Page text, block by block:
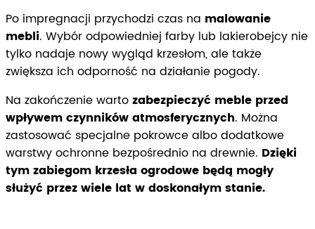
Po impregnacji przychodzi czas na malowanie
mebli. Wybór odpowiedniej farby lub lakierobejcy nie
tylko nadaje nowy wygląd krzesłom, ale także
zwiększa ich odporność na działanie pogody.
Na zakończenie wartozabezpieczyć meble przed
wpływem czynników atmosferycznych. Można
zastosować specjalne pokrowce albo dodatkowe
warstwy ochronne bezpośrednio na drewnie. Dzięki
tym zabiegom krzesła ogrodowe będą mogły
służyć przez wiele lat w doskonałym stanie.